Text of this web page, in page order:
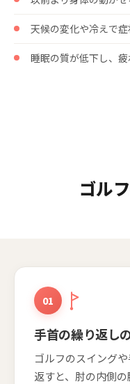
天候の変化や冷えで
睡眠の質が低下し、
ゴル
01
手首の繰り返し
ゴルフのスイング
返すと、肘の内側